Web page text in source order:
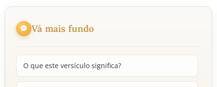
Vá mais fundo
O que este versículo significa?